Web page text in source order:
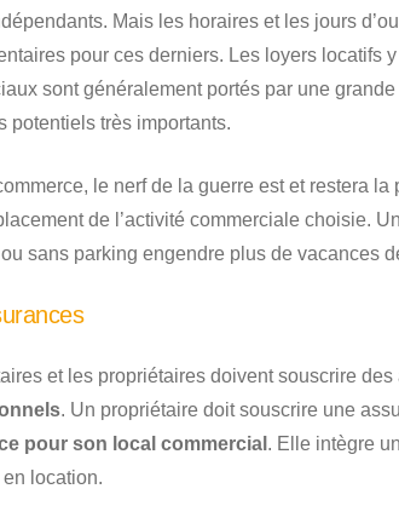
Mais les horaires et les jours
pour ces derniers. Les loyers locatifs
sont généralement portés par une
potentiels très importants.
le nerf de la guerre est et restera
de l’activité commerciale choisie.
sans parking engendre plus de vacances
et les propriétaires doivent souscrire
. Un propriétaire doit souscrire une
pour son local commercial . Elle intègre
en location.